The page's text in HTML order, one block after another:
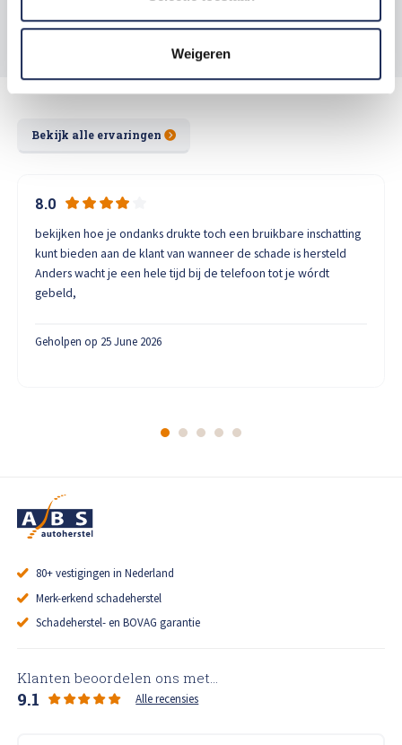
Weigeren
Bekijk alle ervaringen
8.0
bekijken hoe je ondanks drukte toch een bruikbare inschatting
kunt bieden aan de klant van wanneer de schade is hersteld
Anders wacht je een hele tijd bij de telefoon tot je wórdt
gebeld,
Geholpen op 25 June 2026
80+ vestigingen in Nederland
Merk-erkend schadeherstel
Schadeherstel- en BOVAG garantie
Klanten beoordelen ons met...
9.1 Alle recensies